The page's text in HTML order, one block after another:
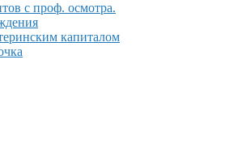
с проф. осмотра.
капиталом